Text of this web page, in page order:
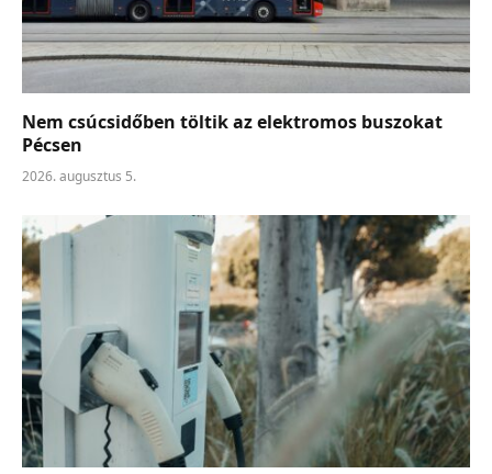
Nem csúcsidőben töltik az elektromos buszokat
Pécsen
2026. augusztus 5.